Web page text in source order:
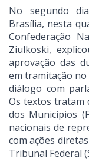
No segundo
Brasília, nesta
Confederação
Ziulkoski,
aprovação das
em tramitação
diálogo com
Os textos tratam
dos Municípios
nacionais de
com ações
Tribunal Federal